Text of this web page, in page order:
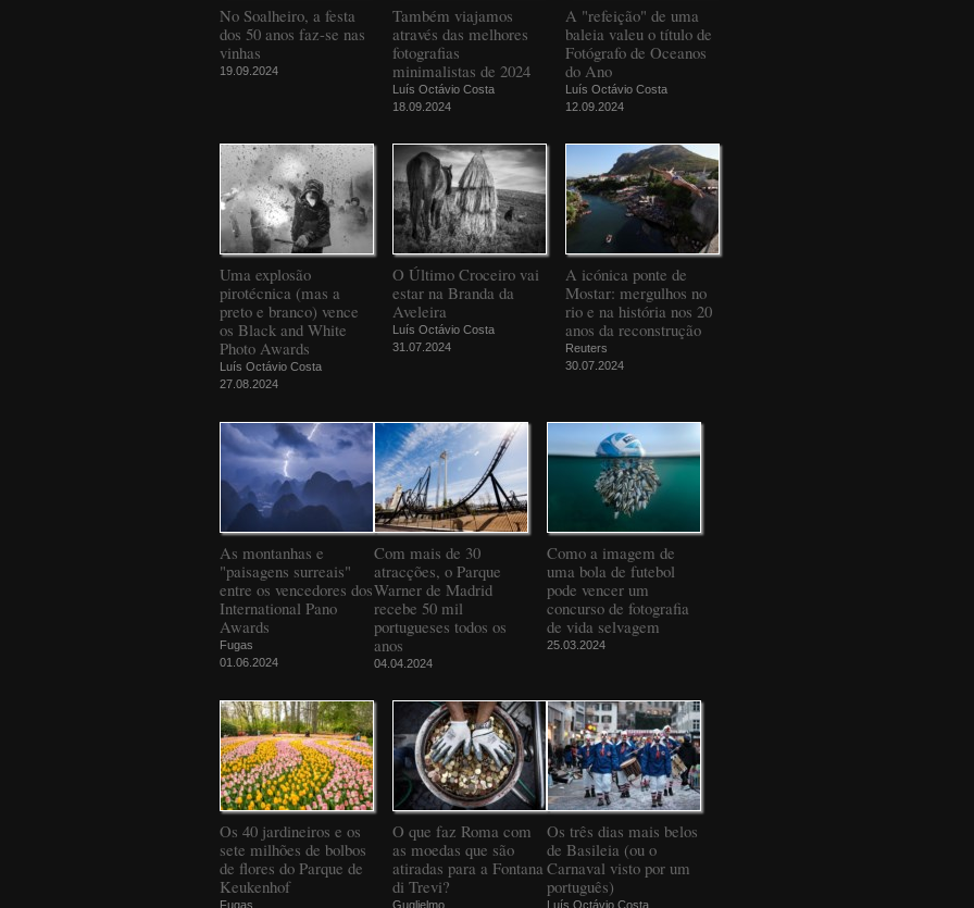
No Soalheiro, a festa
dos 50 anos faz-se nas
vinhas
19.09.2024
Também viajamos
através das melhores
fotografias
minimalistas de 2024
Luís Octávio Costa
18.09.2024
A "refeição" de uma
baleia valeu o título de
Fotógrafo de Oceanos
do Ano
Luís Octávio Costa
12.09.2024
Uma explosão
pirotécnica (mas a
preto e branco) vence
os Black and White
Photo Awards
Luís Octávio Costa
27.08.2024
O Último Croceiro vai
estar na Branda da
Aveleira
Luís Octávio Costa
31.07.2024
A icónica ponte de
Mostar: mergulhos no
rio e na história nos 20
anos da reconstrução
Reuters
30.07.2024
As montanhas e
"paisagens surreais"
entre os vencedores dos
International Pano
Awards
Fugas
01.06.2024
Com mais de 30
atracções, o Parque
Warner de Madrid
recebe 50 mil
portugueses todos os
anos
04.04.2024
Como a imagem de
uma bola de futebol
pode vencer um
concurso de fotografia
de vida selvagem
25.03.2024
Os 40 jardineiros e os
sete milhões de bolbos
de flores do Parque de
Keukenhof
Fugas
O que faz Roma com
as moedas que são
atiradas para a Fontana
di Trevi?
Guglielmo
Os três dias mais belos
de Basileia (ou o
Carnaval visto por um
português)
Luís Octávio Costa